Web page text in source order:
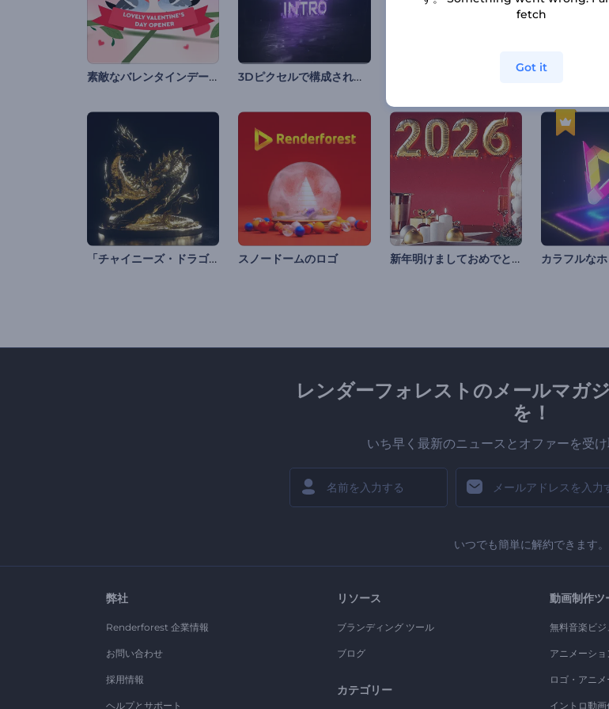
素敵なバレンタインデーのオープニング動画 3Dピクセルで構成されたイントロ動画 「カラフルなアイコン」イントロ動画
「チャイニーズ・ドラゴン」イントロ動画 スノードームのロゴ 新年明けましておめでとう
レンダーフォレストのメールマガ
を！
いち早く最新のニュースとオファーを受け
いつでも簡単に解約できます。
弊社
Renderforest 企業情報
お問い合わせ
採用情報
ヘルプとサポート
リソース
ブランディング ツール
ブログ
カテゴリー
動画制作ツ
無料音楽ビ
アニメーショ
ロゴ・アニ
イントロ動
fetch
Got it